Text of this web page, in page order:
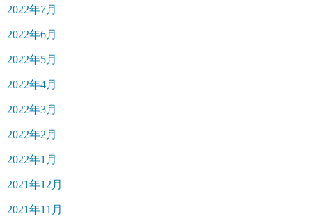
2022年7月
2022年6月
2022年5月
2022年4月
2022年3月
2022年2月
2022年1月
2021年12月
2021年11月